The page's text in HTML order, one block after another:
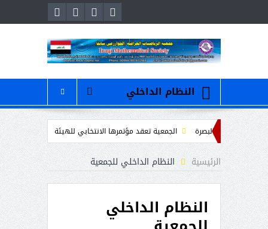
النظام الداخلي
الجمعية تعقد مؤتمرها الانتخابي للهيئة الادارية ندوة علمية عن الرياضيات
الرئيسية النظام الداخلي للجمعية
النظام الداخلي